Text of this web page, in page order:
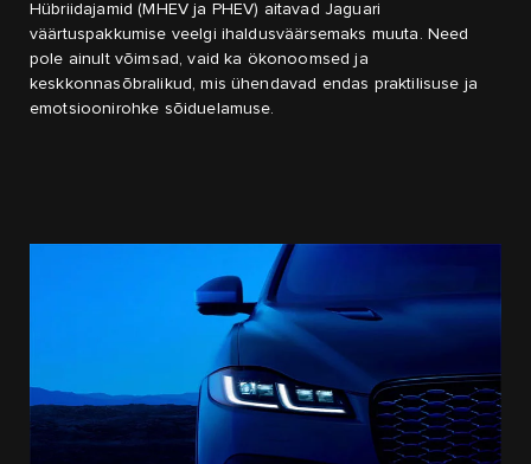
Hübriidajamid (MHEV ja PHEV) aitavad Jaguari
väärtuspakkumise veelgi ihaldusväärsemaks muuta. Need
pole ainult võimsad, vaid ka ökonoomsed ja
keskkonnasõbralikud, mis ühendavad endas praktilisuse ja
emotsioonirohke sõiduelamuse.